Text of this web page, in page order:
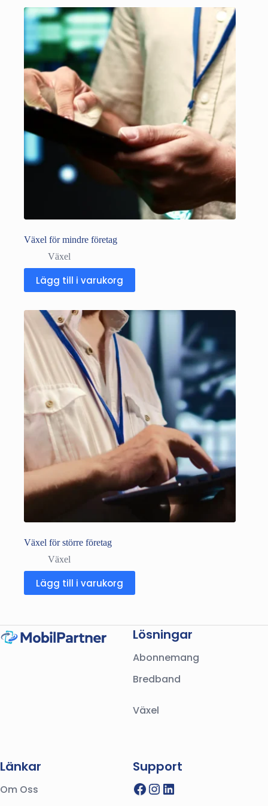
Växel för mindre företag
Växel
Lägg till i varukorg
Växel för större företag
Växel
Lägg till i varukorg
Lösningar
Abonnemang
Bredband
Växel
Länkar
Om Oss
Support
Facebook
Instagram
LinkedIn